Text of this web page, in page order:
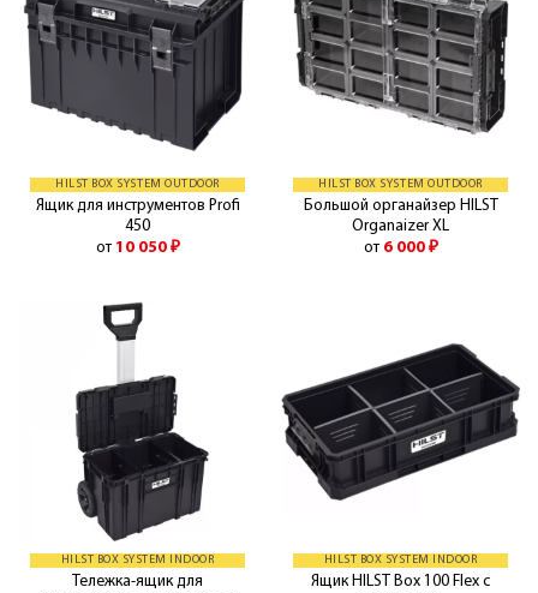
HILST BOX SYSTEM OUTDOOR
Ящик для инструментов Profi
450
от 10 050 ₽
HILST BOX SYSTEM OUTDOOR
Большой органайзер HILST
Organaizer XL
от 6 000 ₽
HILST BOX SYSTEM INDOOR
Тележка-ящик для
HILST BOX SYSTEM INDOOR
Ящик HILST Box 100 Flex с